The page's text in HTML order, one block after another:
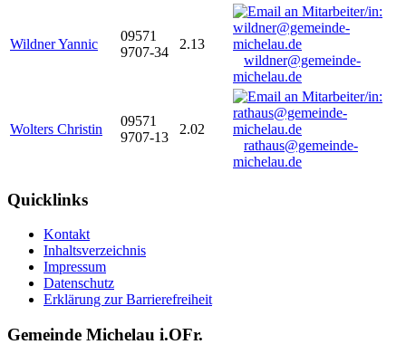
Wildner Yannic
09571
9707-34
2.13
wildner@gemeinde-
michelau.de
Wolters Christin
09571
9707-13
2.02
rathaus@gemeinde-
michelau.de
Quicklinks
Kontakt
Inhaltsverzeichnis
Impressum
Datenschutz
Erklärung zur Barrierefreiheit
Gemeinde Michelau i.OFr.